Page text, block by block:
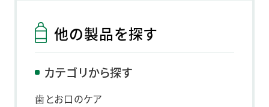
他の製品を探す
カテゴリから探す
歯とお口のケア